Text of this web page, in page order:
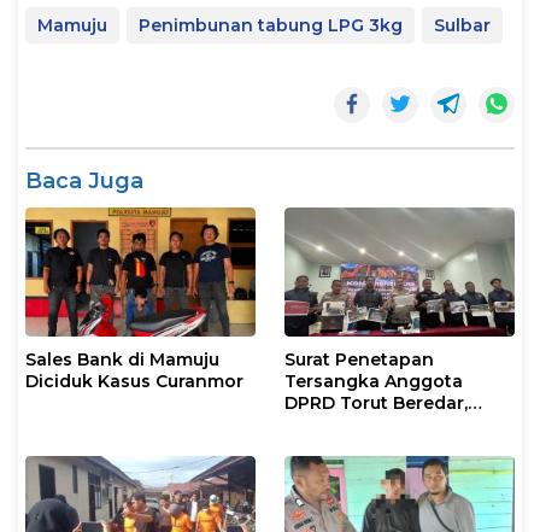
Mamuju Penimbunan tabung LPG 3kg Sulbar
Baca Juga
Sales Bank di Mamuju
Diciduk Kasus Curanmor
Surat Penetapan
Tersangka Anggota
DPRD Torut Beredar,
Berstatus Saksi